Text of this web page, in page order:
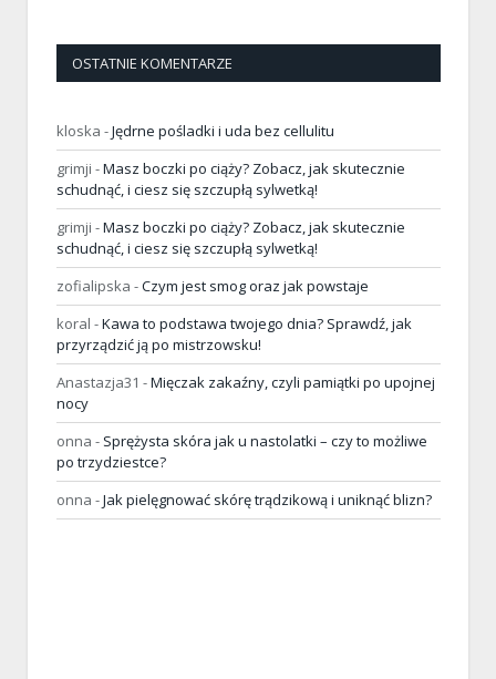
OSTATNIE KOMENTARZE
kloska -Jędrne pośladki i uda bez cellulitu
grimji -Masz boczki po ciąży? Zobacz, jak skutecznie
schudnąć, i ciesz się szczupłą sylwetką!
grimji -Masz boczki po ciąży? Zobacz, jak skutecznie
schudnąć, i ciesz się szczupłą sylwetką!
zofialipska -Czym jest smog oraz jak powstaje
koral -Kawa to podstawa twojego dnia? Sprawdź, jak
przyrządzić ją po mistrzowsku!
Anastazja31 -Mięczak zakaźny, czyli pamiątki po upojnej
nocy
onna - Sprężysta skóra jak u nastolatki – czy to możliwe
po trzydziestce?
onna -Jak pielęgnować skórę trądzikową i uniknąć blizn?